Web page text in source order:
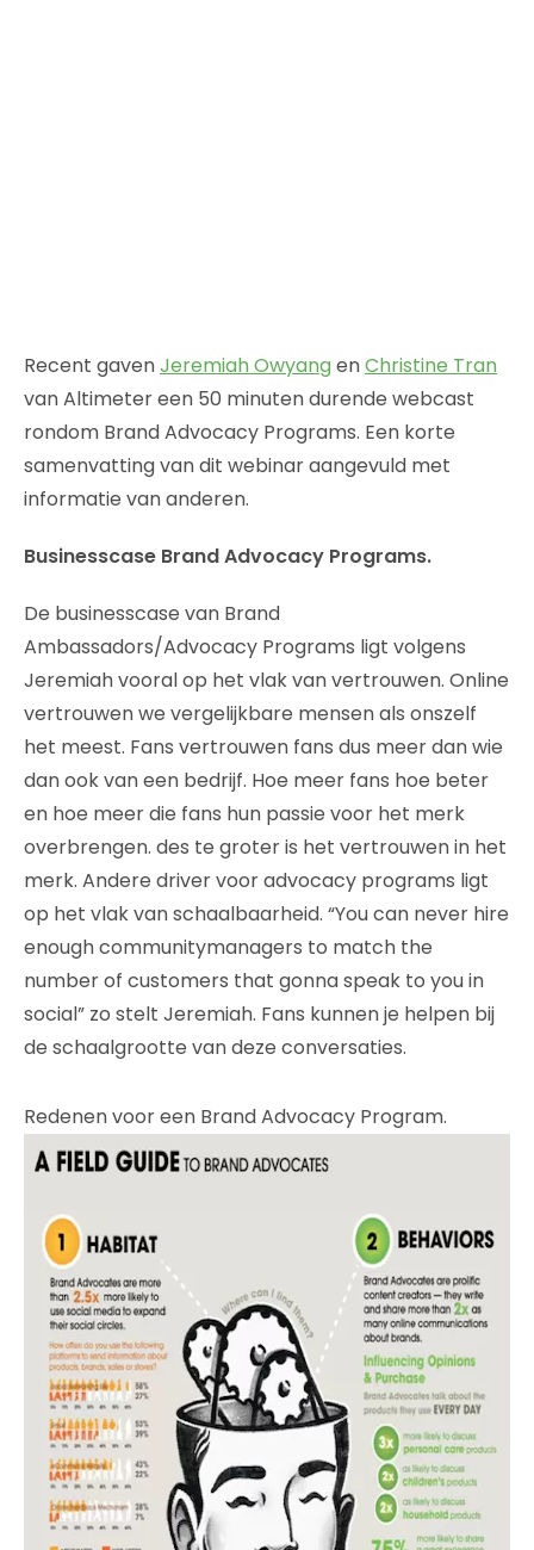
Recent gavenJeremiah Owyang enChristine Tran
van Altimeter een 50 minuten durende webcast
rondom Brand Advocacy Programs. Een korte
samenvatting van dit webinar aangevuld met
informatie van anderen.
Businesscase Brand Advocacy Programs.
De businesscase van Brand
Ambassadors/Advocacy Programs ligt volgens
Jeremiah vooral op het vlak van vertrouwen. Online
vertrouwen we vergelijkbare mensen als onszelf
het meest. Fans vertrouwen fans dus meer dan wie
dan ook van een bedrijf. Hoe meer fans hoe beter
en hoe meer die fans hun passie voor het merk
overbrengen. des te groter is het vertrouwen in het
merk. Andere driver voor advocacy programs ligt
op het vlak van schaalbaarheid. “You can never hire
enough communitymanagers to match the
number of customers that gonna speak to you in
social” zo stelt Jeremiah. Fans kunnen je helpen bij
de schaalgrootte van deze conversaties.
Redenen voor een Brand Advocacy Program.